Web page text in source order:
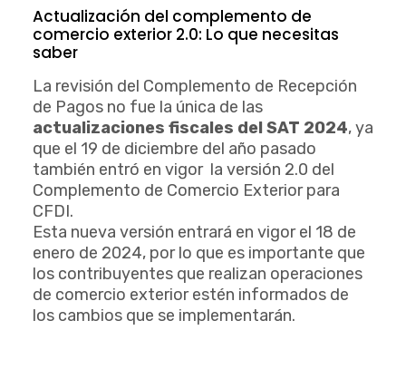
Actualización del complemento de
comercio exterior 2.0: Lo que necesitas
saber
La revisión del Complemento de Recepción
de Pagos no fue la única de las
actualizaciones fiscales del SAT 2024, ya
que el 19 de diciembre del año pasado
también entró en vigor la versión 2.0 del
Complemento de Comercio Exterior para
CFDI.
Esta nueva versión entrará en vigor el 18 de
enero de 2024, por lo que es importante que
los contribuyentes que realizan operaciones
de comercio exterior estén informados de
los cambios que se implementarán.